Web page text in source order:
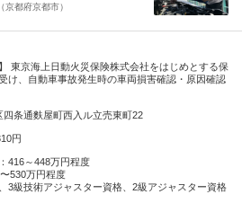
都府京都市）
東京海上日動火災保険株式会社をはじめとする保
け、自動車事故発生時の車両損害確認・原因確認
条通麩屋町西入ル立売東町22
円
416～448万円程度
530万円程度
3級技術アジャスター資格、2級アジャスター資格